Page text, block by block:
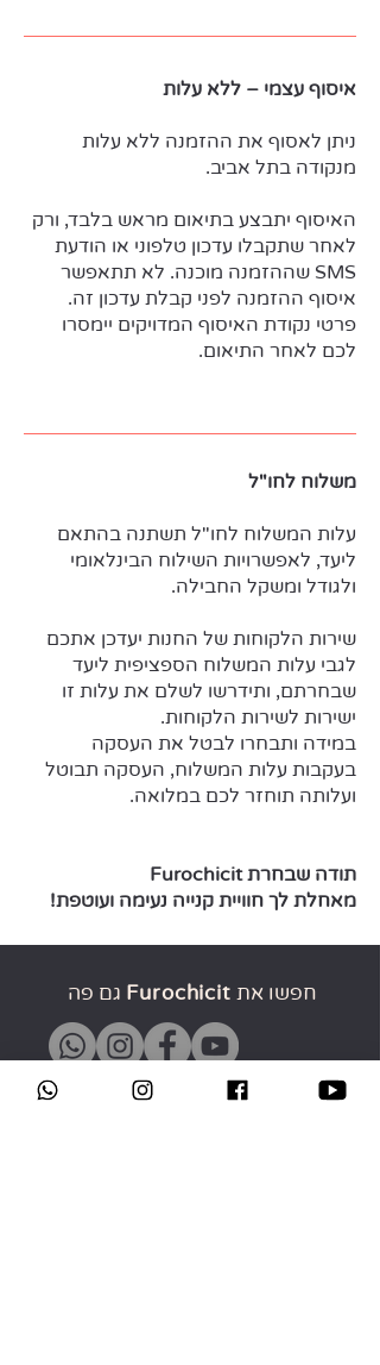
איסוף עצמי – ללא עלות
ניתן לאסוף את ההזמנה ללא עלות
מנקודה בתל אביב.
האיסוף יתבצע בתיאום מראש בלבד, ורק
לאחר שתקבלו עדכון טלפוני או הודעת
SMS שההזמנה מוכנה. לא תתאפשר
איסוף ההזמנה לפני קבלת עדכון זה.
פרטי נקודת האיסוף המדויקים יימסרו
לכם לאחר התיאום.
משלוח לחו"ל
עלות המשלוח לחו"ל תשתנה בהתאם
ליעד, לאפשרויות השילוח הבינלאומי
ולגודל ומשקל החבילה.
שירות הלקוחות של החנות יעדכן אתכם
לגבי עלות המשלוח הספציפית ליעד
שבחרתם, ותידרשו לשלם את עלות זו
ישירות לשירות הלקוחות.
במידה ותבחרו לבטל את העסקה
בעקבות עלות המשלוח, העסקה תבוטל
ועלותה תוחזר לכם במלואה.
תודה שבחרת Furochicit
מאחלת לך חוויית קנייה נעימה ועוטפת!
חפשו את Furochicit גם פה